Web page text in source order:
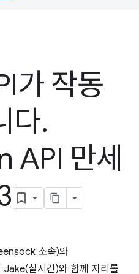
가 작동
다.
API 만세
소속)와
실시간)와 함께 자리를